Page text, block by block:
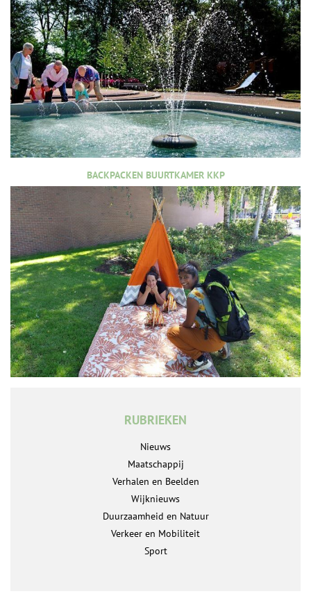
BACKPACKEN BUURTKAMER KKP
RUBRIEKEN
Nieuws
Maatschappij
Verhalen en Beelden
Wijknieuws
Duurzaamheid en Natuur
Verkeer en Mobiliteit
Sport